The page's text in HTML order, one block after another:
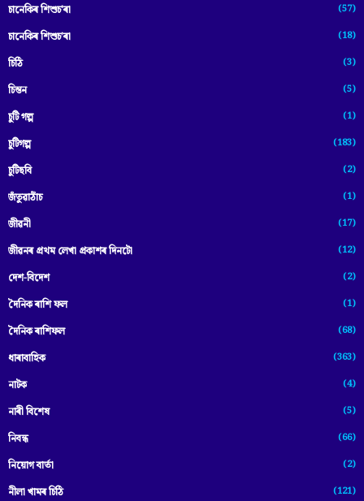
চানেকিৰ শিশুচ'ৰা (57)
চানেকিৰ শিশুচ’ৰা (18)
চিঠি (3)
চিন্তন (5)
চুটি গল্প (1)
চুটিগল্প (183)
চুটিছবি (2)
জঁতুৱাঠাঁচ (1)
জীৱনী (17)
জীৱনৰ প্ৰথম লেখা প্ৰকাশৰ দিনটো (12)
দেশ-বিদেশ (2)
দৈনিক ৰাশি ফল (1)
দৈনিক ৰাশিফল (68)
ধাৰাবাহিক (363)
নাটক (4)
নাৰী বিশেষ (5)
নিবন্ধ (66)
নিয়োগ বাৰ্তা (2)
নীলা খামৰ চিঠি (121)